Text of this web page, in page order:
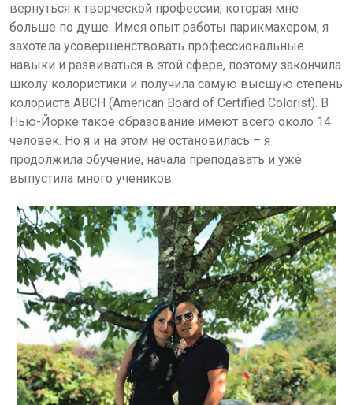
вернуться к творческой профессии, которая мне
больше по душе. Имея опыт работы парикмахером, я
захотела усовершенствовать профессиональные
навыки и развиваться в этой сфере, поэтому закончила
школу колористики и получила самую высшую степень
колориста ABCH (American Board of Certified Colorist). В
Нью-Йорке такое образование имеют всего около 14
человек. Но я и на этом не остановилась – я
продолжила обучение, начала преподавать и уже
выпустила много учеников.